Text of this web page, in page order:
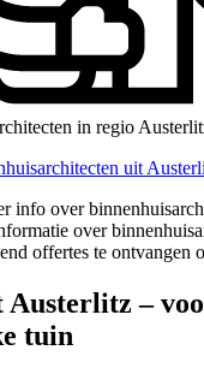
in regio
uit
info over
over
offertes te ontvangen
–
tuin